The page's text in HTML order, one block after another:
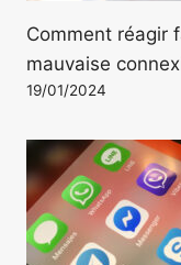
Comment réagir
mauvaise
19/01/2024